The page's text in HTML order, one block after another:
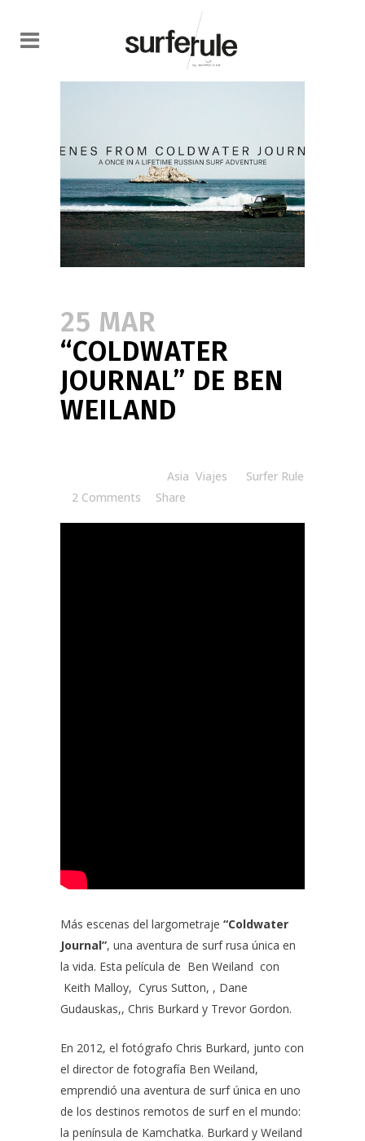
25 MAR
“COLDWATER
JOURNAL” DE BEN
WEILAND
Asia Viajes
Surfer Rule
2 Comments
Share
Más escenas del largometraje “Coldwater
Journal”, una aventura de surf rusa única en
la vida. Esta película de Ben Weiland con
Keith Malloy, Cyrus Sutton, , Dane
Gudauskas,, Chris Burkard y Trevor Gordon.
En 2012, el fotógrafo Chris Burkard, junto con
el director de fotografía Ben Weiland,
emprendió una aventura de surf única en uno
de los destinos remotos de surf en el mundo:
la península de Kamchatka. Burkard y Weiland